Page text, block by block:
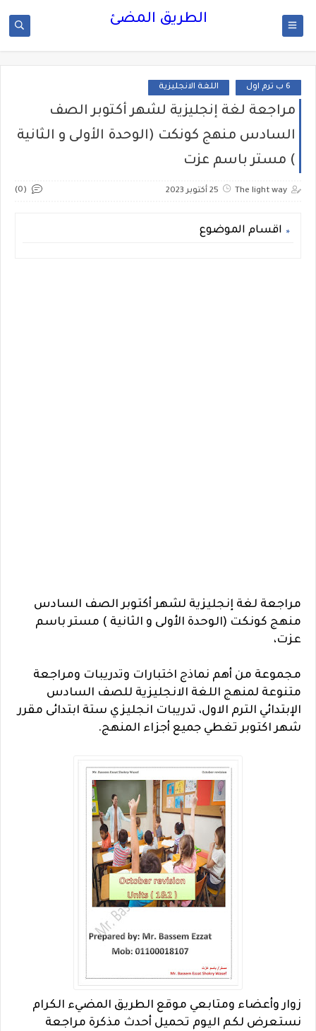
الطريق المضئ
6 ب ترم اول اللغة الانجليزية
مراجعة لغة إنجليزية لشهر أكتوبر الصف
السادس منهج كونكت (الوحدة الأولى و الثانية
) مستر باسم عزت
The light way 25 أكتوبر 2023 (0)
اقسام الموضوع
مراجعة لغة إنجليزية لشهر أكتوبر الصف السادس
منهج كونكت (الوحدة الأولى و الثانية ) مستر باسم
عزت،
مجموعة من أهم نماذج اختبارات وتدريبات ومراجعة
متنوعة لمنهج اللغة الانجليزية للصف السادس
الإبتدائي الترم الاول، تدريبات انجليزي ستة ابتدائى مقرر
شهر اكتوبر تغطي جميع أجزاء المنهج.
زوار وأعضاء ومتابعي موقع الطريق المضيء الكرام
نستعرض لكم اليوم تحميل أحدث مذكرة مراجعة